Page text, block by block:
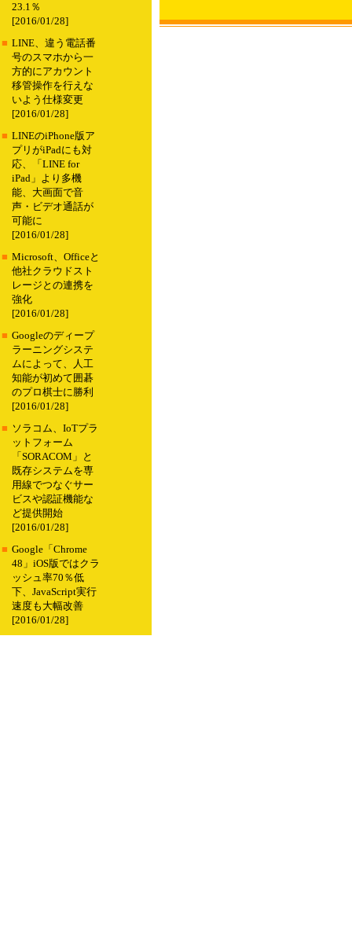
23.1％
[2016/01/28]
■ LINE、違う電話番
号のスマホから一
方的にアカウント
移管操作を行えな
いよう仕様変更
[2016/01/28]
■ LINEのiPhone版ア
プリがiPadにも対
応、「LINE for
iPad」より多機
能、大画面で音
声・ビデオ通話が
可能に
[2016/01/28]
■ Microsoft、Officeと
他社クラウドスト
レージとの連携を
強化
[2016/01/28]
■ Googleのディープ
ラーニングシステ
ムによって、人工
知能が初めて囲碁
のプロ棋士に勝利
[2016/01/28]
■ ソラコム、IoTプラ
ットフォーム
「SORACOM」と
既存システムを専
用線でつなぐサー
ビスや認証機能な
ど提供開始
[2016/01/28]
■ Google「Chrome
48」iOS版ではクラ
ッシュ率70％低
下、JavaScript実行
速度も大幅改善
[2016/01/28]